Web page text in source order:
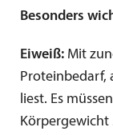
Besonders
Eiweiß: Mit
Proteinbedarf,
liest. Es
Körpergewicht